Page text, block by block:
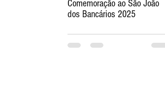
Comemoração ao São João
dos Bancários 2025